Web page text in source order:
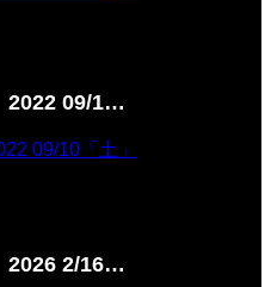
09/1…
09/10「土」
2/16…